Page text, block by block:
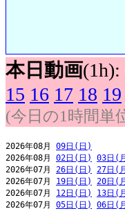
本日動画(1h):
15 16 17 18 19
(今日の1時間単
2026年08月 09日(日)
2026年08月 02日(日) 03日(
2026年07月 26日(日) 27日(
2026年07月 19日(日) 20日(
2026年07月 12日(日) 13日(
2026年07月 05日(日) 06日(